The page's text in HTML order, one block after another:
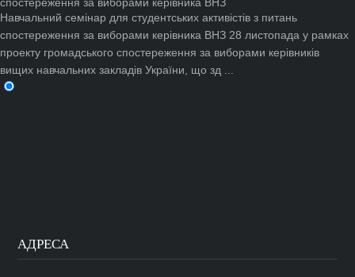
Навчальний семінар для студентських активістів з питань
спостереження за виборами керівника ВНЗ 28 листопада у рамках
проекту громадського спостереження за виборами керівників
вищих навчальних закладів України, що зд ...
АДРЕСА